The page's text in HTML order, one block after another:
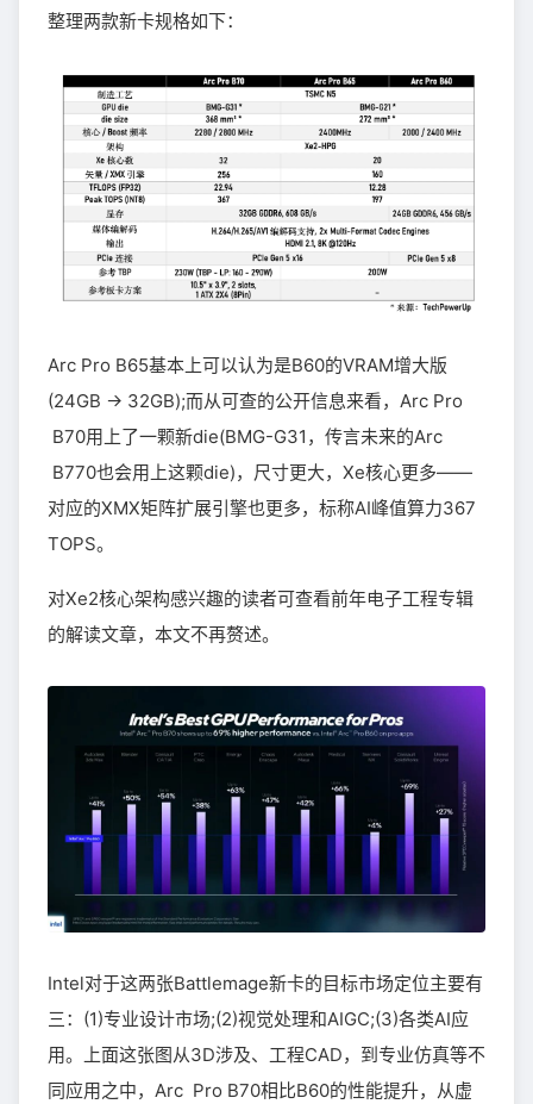
整理两款新卡规格如下：
Arc Pro B65基本上可以认为是B60的VRAM增大版
(24GB → 32GB);而从可查的公开信息来看，Arc Pro
B70用上了一颗新die(BMG-G31，传言未来的Arc
B770也会用上这颗die)，尺寸更大，Xe核心更多——
对应的XMX矩阵扩展引擎也更多，标称AI峰值算力367
TOPS。
对Xe2核心架构感兴趣的读者可查看前年电子工程专辑
的解读文章，本文不再赘述。
Intel对于这两张Battlemage新卡的目标市场定位主要有
三：(1)专业设计市场;(2)视觉处理和AIGC;(3)各类AI应
用。上面这张图从3D涉及、工程CAD，到专业仿真等不
同应用之中，Arc Pro B70相比B60的性能提升，从虚